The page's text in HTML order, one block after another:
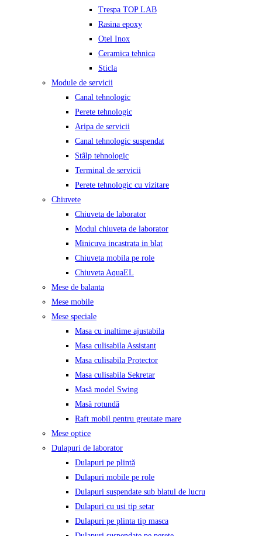
Trespa TOP LAB
Rasina epoxy
Otel Inox
Ceramica tehnica
Sticla
Module de servicii
Canal tehnologic
Perete tehnologic
Aripa de servicii
Canal tehnologic suspendat
Stâlp tehnologic
Terminal de servicii
Perete tehnologic cu vizitare
Chiuvete
Chiuveta de laborator
Modul chiuveta de laborator
Minicuva incastrata in blat
Chiuveta mobila pe role
Chiuveta AquaEL
Mese de balanta
Mese mobile
Mese speciale
Masa cu inaltime ajustabila
Masa culisabila Assistant
Masa culisabila Protector
Masa culisabila Sekretar
Masă model Swing
Masă rotundă
Raft mobil pentru greutate mare
Mese optice
Dulapuri de laborator
Dulapuri pe plintă
Dulapuri mobile pe role
Dulapuri suspendate sub blatul de lucru
Dulapuri cu usi tip setar
Dulapuri pe plinta tip masca